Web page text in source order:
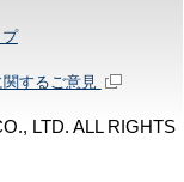
するご意見
LTD. ALL RIGHTS